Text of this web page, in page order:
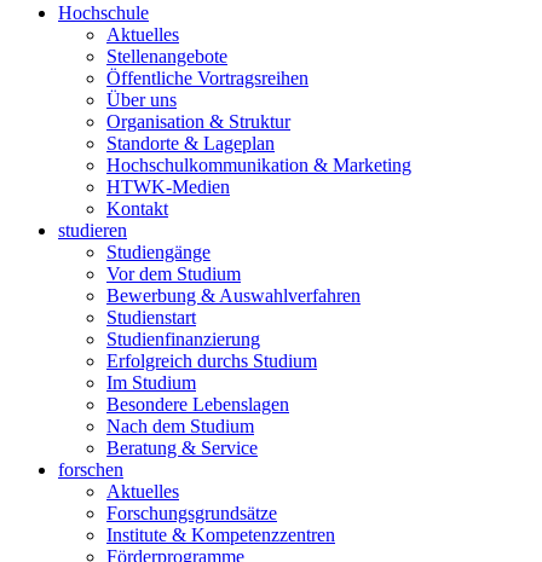
Hochschule
Aktuelles
Stellenangebote
Öffentliche Vortragsreihen
Über uns
Organisation & Struktur
Standorte & Lageplan
Hochschulkommunikation & Marketing
HTWK-Medien
Kontakt
studieren
Studiengänge
Vor dem Studium
Bewerbung & Auswahlverfahren
Studienstart
Studienfinanzierung
Erfolgreich durchs Studium
Im Studium
Besondere Lebenslagen
Nach dem Studium
Beratung & Service
forschen
Aktuelles
Forschungsgrundsätze
Institute & Kompetenzzentren
Förderprogramme